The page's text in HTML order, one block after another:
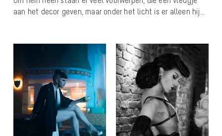
aan het decor geven, maar onder het licht is er alleen hij…